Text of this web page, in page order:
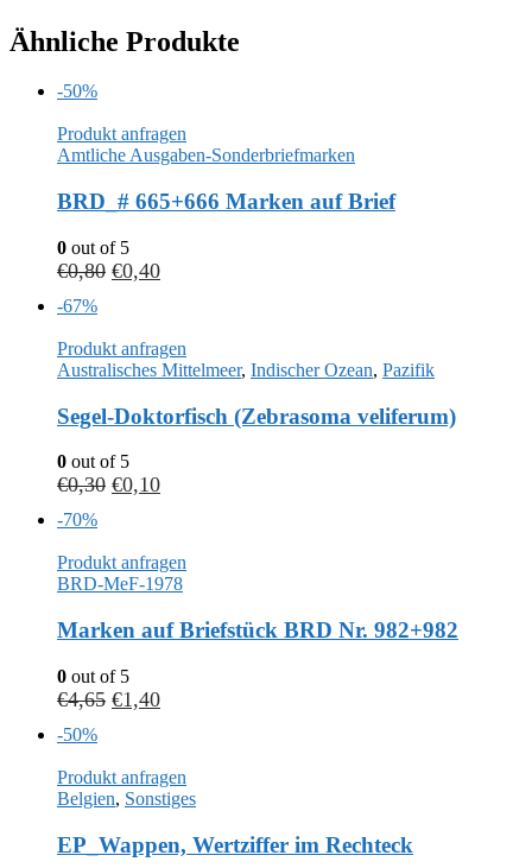
Ähnliche Produkte
-50%
Produkt anfragen
Amtliche Ausgaben-Sonderbriefmarken
BRD_# 665+666 Marken auf Brief
0 out of 5
€0,80 €0,40
-67%
Produkt anfragen
Australisches Mittelmeer, Indischer Ozean, Pazifik
Segel-Doktorfisch (Zebrasoma veliferum)
0 out of 5
€0,30 €0,10
-70%
Produkt anfragen
BRD-MeF-1978
Marken auf Briefstück BRD Nr. 982+982
0 out of 5
€4,65 €1,40
-50%
Produkt anfragen
Belgien, Sonstiges
EP_Wappen, Wertziffer im Rechteck